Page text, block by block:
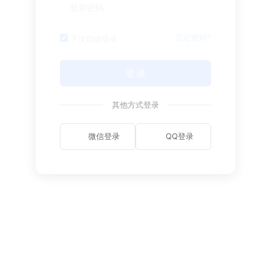
其他方式登录
微信登录 QQ登录